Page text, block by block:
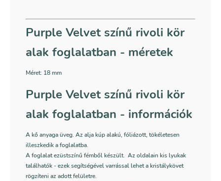
Purple Velvet színű rivoli kör
alak foglalatban - méretek
Méret: 18 mm
Purple Velvet színű rivoli kör
alak foglalatban - információk
A kő anyaga üveg. Az alja kúp alakú, fóliázott, tökéletesen
illeszkedik a foglalatba.
A foglalat ezüstszínű fémből készült. Az oldalain kis lyukak
találhatók - ezek segítségével varrással lehet a kristálykövet
rögzíteni az adott felületre.